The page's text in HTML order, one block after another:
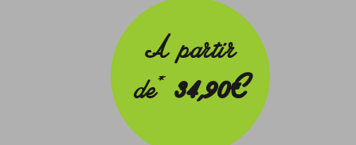
A partir
de* 34,90€